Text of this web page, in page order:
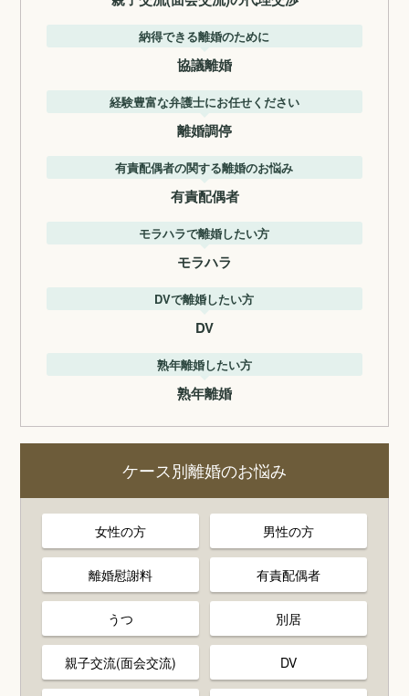
納得できる離婚のために
協議離婚
経験豊富な弁護士にお任せください
離婚調停
有責配偶者の関する離婚のお悩み
有責配偶者
モラハラで離婚したい方
モラハラ
DVで離婚したい方
DV
熟年離婚したい方
熟年離婚
ケース別離婚のお悩み
女性の方 男性の方
離婚慰謝料 有責配偶者
うつ 別居
親子交流(面会交流) DV